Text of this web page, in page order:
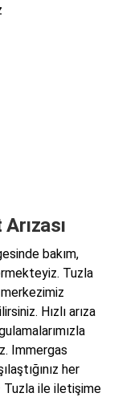
bakım,
Tuzla
Hızlı arıza
Immergas
her
Tuzla ile iletişime